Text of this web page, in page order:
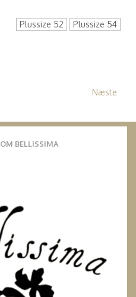
Plussize 52 Plussize 54
Næste
OM BELLISSIMA